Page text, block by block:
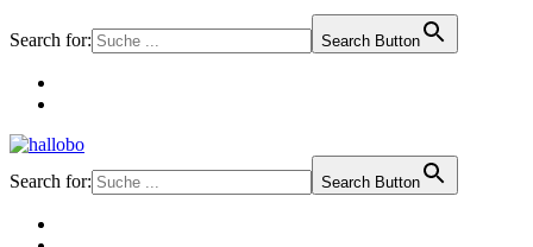
Search for: Search Button
Search for: Search Button